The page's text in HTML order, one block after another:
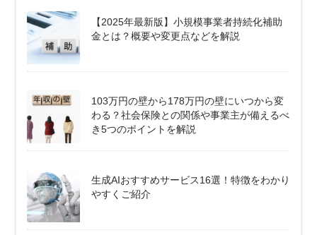
【2025年最新版】小規模事業者持続化補助
金とは？概要や変更点などを解説
103万円の壁から178万円の壁にいつから変
わる？社会保険との関係や事業主が備えるべ
き5つのポイントを解説
生成AIおすすめサービス16選！特徴をわかり
やすくご紹介